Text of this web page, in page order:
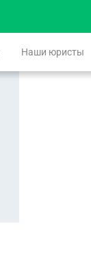
Наши юристы